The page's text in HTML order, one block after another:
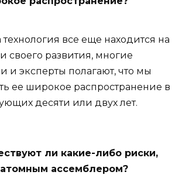
технология все еще находится на
своего развития, многие
и эксперты полагают, что мы
ее широкое распространение в
десяти или двух лет.
ли какие-либо риски,
ассемблером?